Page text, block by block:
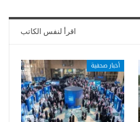
اقرأ لنفس الكاتب
أخبار صحفية